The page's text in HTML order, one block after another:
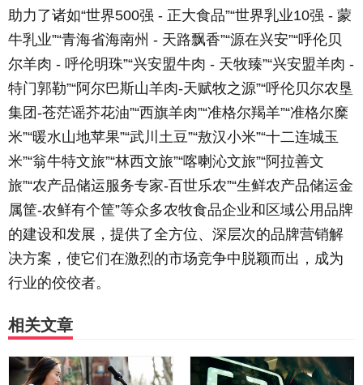
助力了诸如“世界500强 - 正大食品”“世界乳业10强 - 蒙
牛乳业”“青海省海南州 - 天路飘香”“源在兴安”“呼伦贝
尔羊肉 - 呼伦明珠”“兴安盟牛肉 - 天牧臻”“兴安盟羊肉 -
特门郭勒”“阿尔巴斯山羊肉-天赋牧之源”“呼伦贝尔农垦
集团-苍茫谣芥花油”“西旗羊肉”“准格尔羯羊”“准格尔糜
米”“暖水山地苹果”“武川土豆”“敖汉小米”“十二连城玉
米”“翁牛特文旅”“林西文旅”“喀喇沁文旅”“阿拉善文
旅”“农产品储运服务专家-百世乐农”“生鲜农产品储运金
属筐-农鲜有个筐”等众多农牧食品企业和区域公用品牌
的建设和发展，提供了全方位、深层次的品牌营销解
决方案，使它们在激烈的市场竞争中脱颖而出，成为
行业的佼佼者。
相关文章